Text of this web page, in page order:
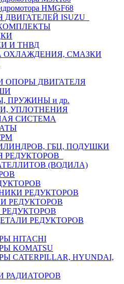
HMGF68
ISUZU
И ТНВД
ОХЛАЖДЕНИЯ, СМАЗКИ
ОПОРЫ ДВИГАТЕЛЯ
ПРУЖИНЫ и др.
УПЛОТНЕНИЯ
СИСТЕМА
ГБЦ, ПОДУШКИ
РЕДУКТОРОВ
(ВОДИЛА)
РЕДУКТОРОВ
РЕДУКТОРОВ
РЕДУКТОРОВ
HITACHI
KOMATSU
CATERPILLAR, HYUNDAI,
РАДИАТОРОВ